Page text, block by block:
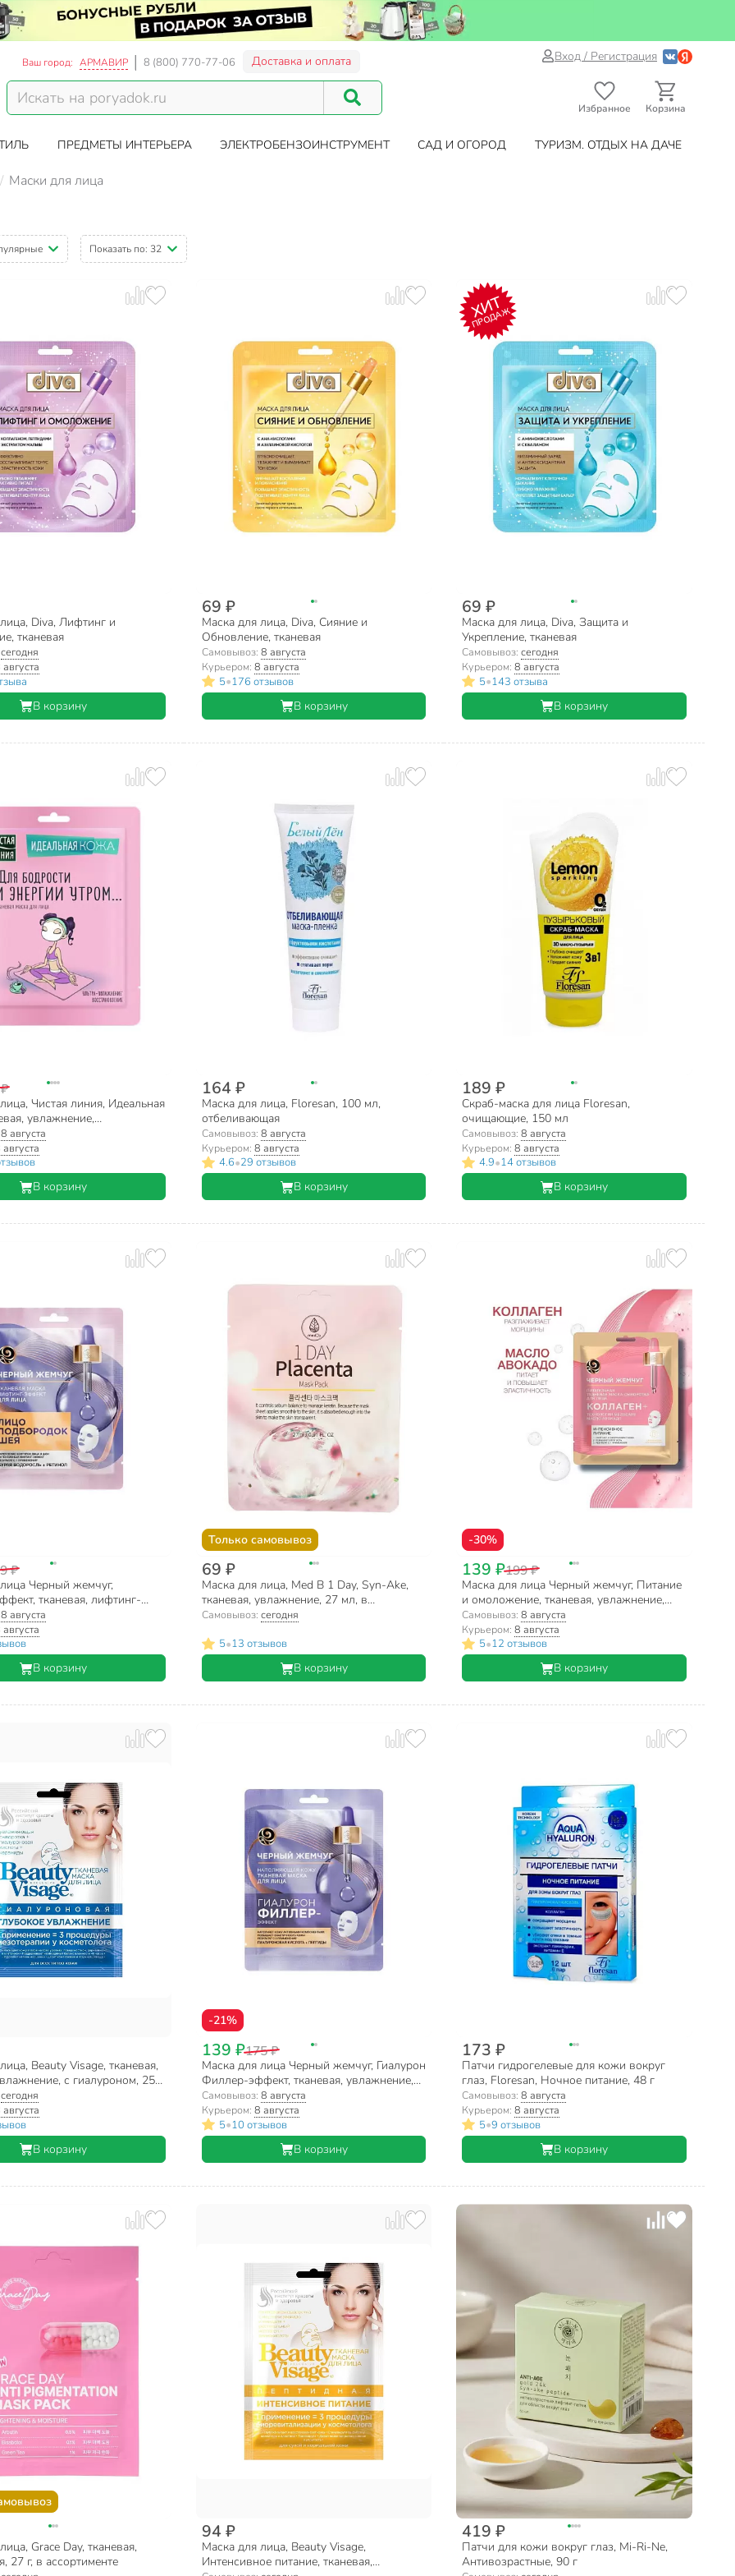
Ваш город: АРМАВИР 8 (800) 770-77-06 Доставка и оплата Вход / Регистрация
Избранное Корзина
ПРЕДМЕТЫ ИНТЕРЬЕРА ЭЛЕКТРОБЕНЗОИНСТРУМЕНТ САД И ОГОРОД ТУРИЗМ. ОТДЫХ НА ДАЧЕ
Маски для лица
Показать по: 32
Diva, Лифтинг и
тканевая
сегодня
В корзину
69 ₽
Маска для лица, Diva, Сияние и
Обновление, тканевая
Самовывоз: 8 августа
Курьером: 8 августа
5•176 отзывов
В корзину
ХИТ
ПРОДАЖ
69 ₽
Маска для лица, Diva, Защита и
Укрепление, тканевая
Самовывоз:сегодня
Курьером:8 августа
5•143 отзыва
В корзину
Чистая линия, Идеальная
увлажнение,
8 августа
В корзину
164 ₽
Маска для лица, Floresan, 100 мл,
отбеливающая
Самовывоз: 8 августа
Курьером: 8 августа
4.6•29 отзывов
В корзину
189 ₽
Скраб-маска для лица Floresan,
очищающие, 150 мл
Самовывоз:8 августа
Курьером:8 августа
4.9•14 отзывов
В корзину
₽
Черный жемчуг,
тканевая, лифтинг-
всех типов кожи
8 августа
В корзину
Только самовывоз
69 ₽
Маска для лица, Med B 1 Day, Syn-Ake,
тканевая, увлажнение, 27 мл, в
ассортименте
Самовывоз: сегодня
5•13 отзывов
В корзину
-30%
139 ₽199 ₽
Маска для лица Черный жемчуг, Питание
и омоложение, тканевая, увлажнение,
питание, для всех типов кожи
Самовывоз:8 августа
Курьером:8 августа
5•12 отзывов
В корзину
Beauty Visage, тканевая,
с гиалуроном, 25
сегодня
В корзину
-21%
139 ₽175 ₽
Маска для лица Черный жемчуг, Гиалурон
Филлер-эффект, тканевая, увлажнение,
питание, для всех типов кожи
Самовывоз: 8 августа
Курьером: 8 августа
5•10 отзывов
В корзину
173 ₽
Патчи гидрогелевые для кожи вокруг
глаз, Floresan, Ночное питание, 48 г
Самовывоз:8 августа
Курьером:8 августа
5•9 отзывов
В корзину
Grace Day, тканевая,
27 г, в ассортименте
94 ₽
Маска для лица, Beauty Visage,
Интенсивное питание, тканевая,
419 ₽
Патчи для кожи вокруг глаз, Mi-Ri-Ne,
Антивозрастные, 90 г